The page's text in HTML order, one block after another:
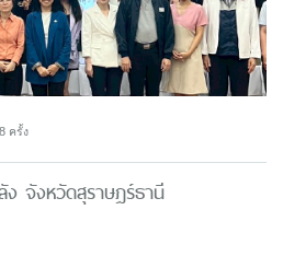
ครั้ง
ง จังหวัดสุราษฎร์ธานี